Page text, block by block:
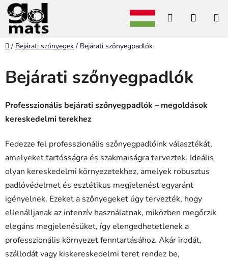
Ugrás
tartalomhoz
Keresés
Kezdőlap
/ Bejárati szőnyegek / Bejárati szőnyegpadlók
Bejárati szőnyegpadlók
Professzionális bejárati szőnyegpadlók – megoldások
kereskedelmi terekhez
Fedezze fel professzionális szőnyegpadlóink választékát,
amelyeket tartósságra és szakmaiságra terveztek. Ideális
olyan kereskedelmi környezetekhez, amelyek robusztus
padlóvédelmet és esztétikus megjelenést egyaránt
igényelnek. Ezeket a szőnyegeket úgy tervezték, hogy
ellenálljanak az intenzív használatnak, miközben megőrzik
elegáns megjelenésüket, így elengedhetetlenek a
professzionális környezet fenntartásához. Akár irodát,
szállodát vagy kiskereskedelmi teret rendez be,